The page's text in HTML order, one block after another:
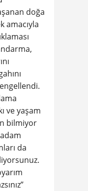
doğa
amacıyla
ve yaşam
bilmiyor
da